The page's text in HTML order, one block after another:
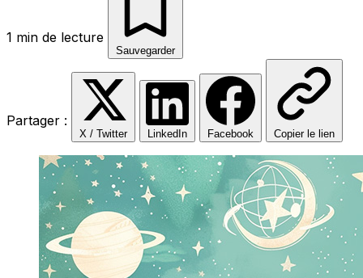
1 min de lecture
Sauvegarder
Partager :
X / Twitter LinkedIn Facebook Copier le lien